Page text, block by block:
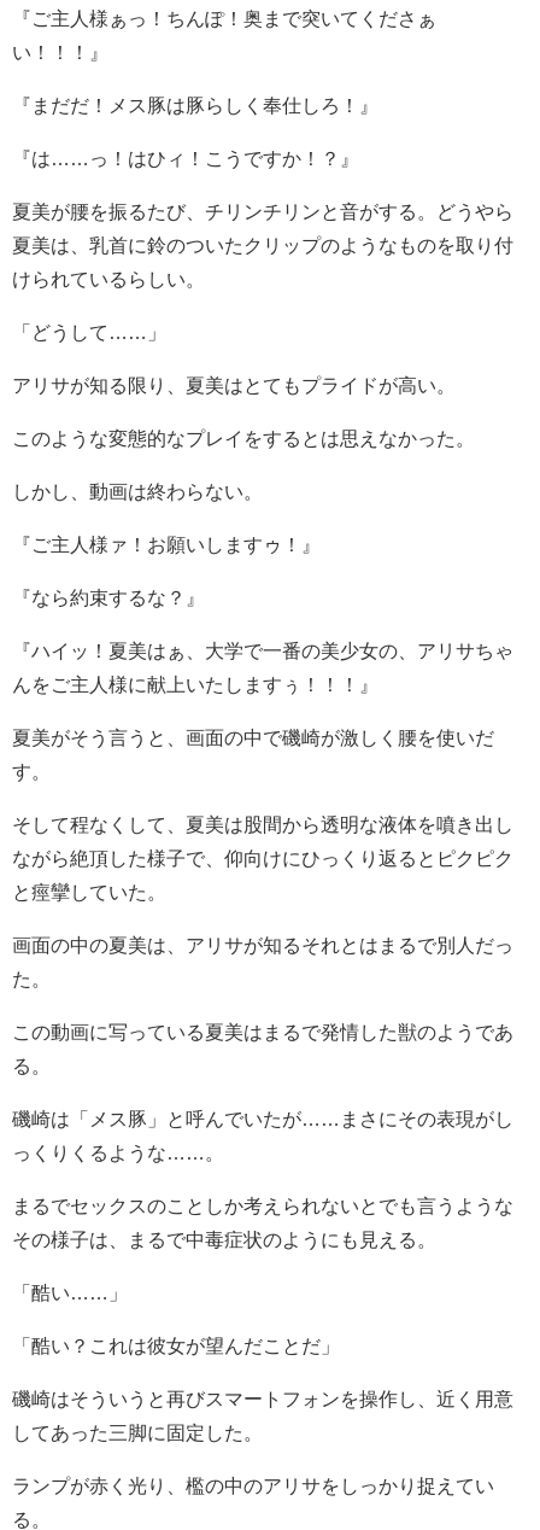
『ご主人様ぁっ！ちんぽ！奥まで突いてくださぁ
い！！！』
『まだだ！メス豚は豚らしく奉仕しろ！』
『は……っ！はひィ！こうですか！？』
夏美が腰を振るたび、チリンチリンと音がする。どうやら
夏美は、乳首に鈴のついたクリップのようなものを取り付
けられているらしい。
「どうして……」
アリサが知る限り、夏美はとてもプライドが高い。
このような変態的なプレイをするとは思えなかった。
しかし、動画は終わらない。
『ご主人様ァ！お願いしますゥ！』
『なら約束するな？』
『ハイッ！夏美はぁ、大学で一番の美少女の、アリサちゃ
んをご主人様に献上いたしますぅ！！！』
夏美がそう言うと、画面の中で磯崎が激しく腰を使いだ
す。
そして程なくして、夏美は股間から透明な液体を噴き出し
ながら絶頂した様子で、仰向けにひっくり返るとピクピク
と痙攣していた。
画面の中の夏美は、アリサが知るそれとはまるで別人だっ
た。
この動画に写っている夏美はまるで発情した獣のようであ
る。
磯崎は「メス豚」と呼んでいたが……まさにその表現がし
っくりくるような……。
まるでセックスのことしか考えられないとでも言うような
その様子は、まるで中毒症状のようにも見える。
「酷い……」
「酷い？これは彼女が望んだことだ」
磯崎はそういうと再びスマートフォンを操作し、近く用意
してあった三脚に固定した。
ランプが赤く光り、檻の中のアリサをしっかり捉えてい
る。